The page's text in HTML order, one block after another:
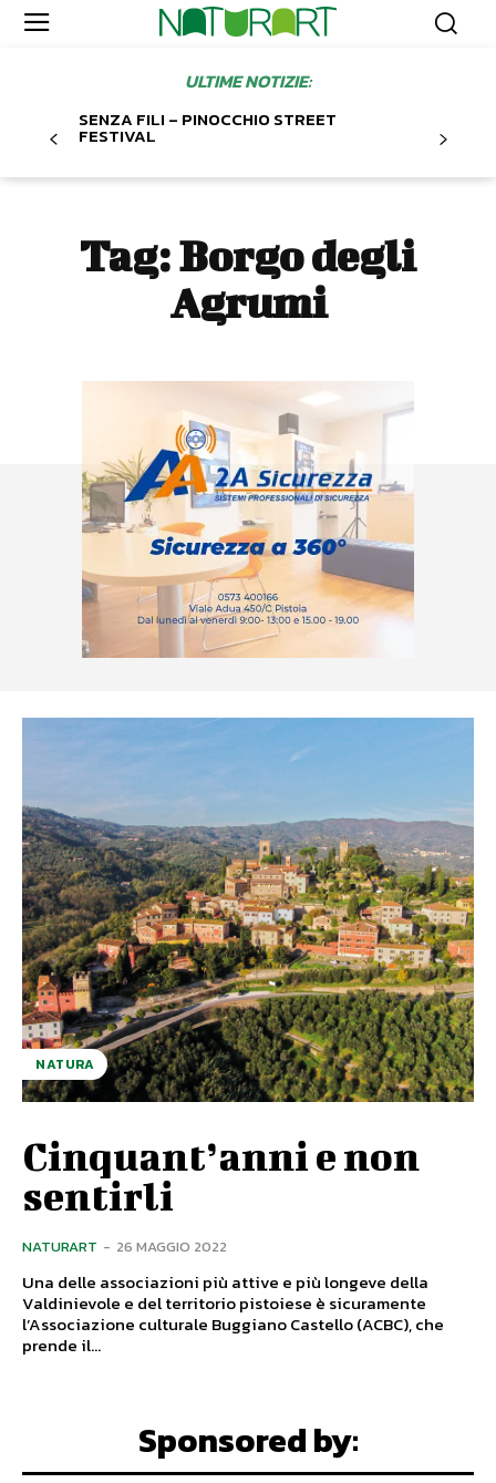
ULTIME NOTIZIE:
SENZA FILI – PINOCCHIO STREET
FESTIVAL
Tag:Borgo degli
Agrumi
NATURA
Cinquant’anni e non
sentirli
NATURART - 26 MAGGIO 2022
Una delle associazioni più attive e più longeve della
Valdinievole e del territorio pistoiese è sicuramente
l’Associazione culturale Buggiano Castello (ACBC), che
prende il...
Sponsored by: